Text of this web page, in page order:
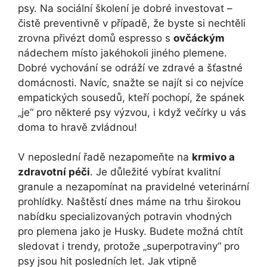
psy. Na sociální školení je dobré investovat –
čistě preventivně v případě, že byste si nechtěli
zrovna přivézt domů espresso s ovčáckým
nádechem místo jakéhokoli jiného plemene.
Dobré vychování se odráží ve zdravé a šťastné
domácnosti. Navíc, snažte se najít si co nejvíce
empatických sousedů, kteří pochopí, že spánek
„je“ pro některé psy výzvou, i když večírky u vás
doma to hravě zvládnou!
V neposlední řadě nezapomeňte na krmivo a
zdravotní péči. Je důležité vybírat kvalitní
granule a nezapomínat na pravidelné veterinární
prohlídky. Naštěstí dnes máme na trhu širokou
nabídku specializovaných potravin vhodných
pro plemena jako je Husky. Budete možná chtít
sledovat i trendy, protože „superpotraviny“ pro
psy jsou hit posledních let. Jak vtipně